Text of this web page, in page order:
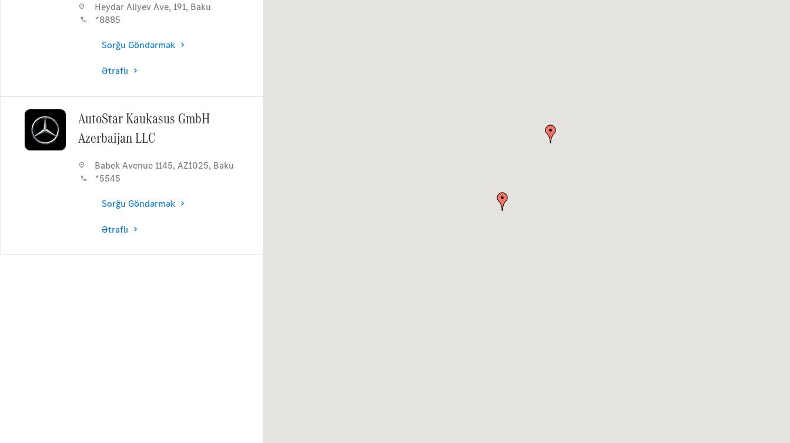
Heydar Aliyev Ave, 191, Baku
*8885
Sorğu Göndərmək
Ətraflı
AutoStar Kaukasus GmbH
Azerbaijan LLC
Babek Avenue 1145, AZ1025, Baku
*5545
Sorğu Göndərmək
Ətraflı